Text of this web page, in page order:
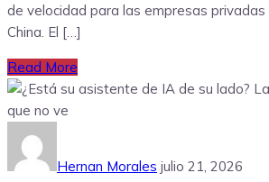
de velocidad para las empresas
China. El […]
Read More
Hernan Morales julio 21, 2026